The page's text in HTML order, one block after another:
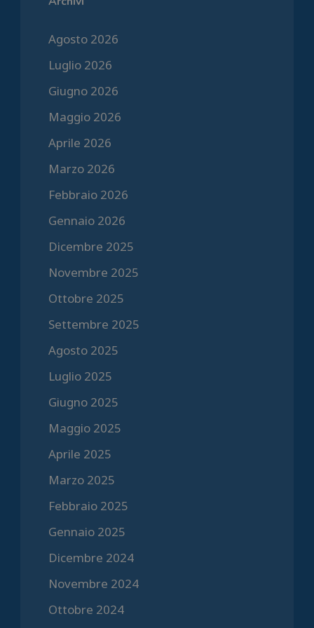
Agosto 2026
Luglio 2026
Giugno 2026
Maggio 2026
Aprile 2026
Marzo 2026
Febbraio 2026
Gennaio 2026
Dicembre 2025
Novembre 2025
Ottobre 2025
Settembre 2025
Agosto 2025
Luglio 2025
Giugno 2025
Maggio 2025
Aprile 2025
Marzo 2025
Febbraio 2025
Gennaio 2025
Dicembre 2024
Novembre 2024
Ottobre 2024